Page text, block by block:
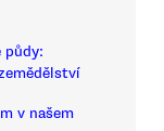
půdy:
v našem